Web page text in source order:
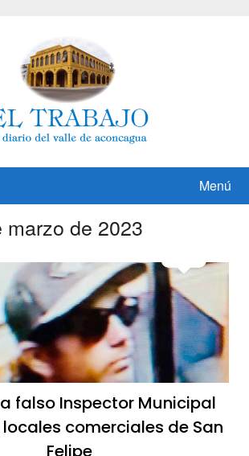
Menú
marzo de 2023
falso Inspector Municipal
comerciales de San
Felipe